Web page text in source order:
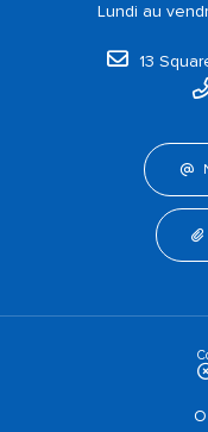
Lundi au
13